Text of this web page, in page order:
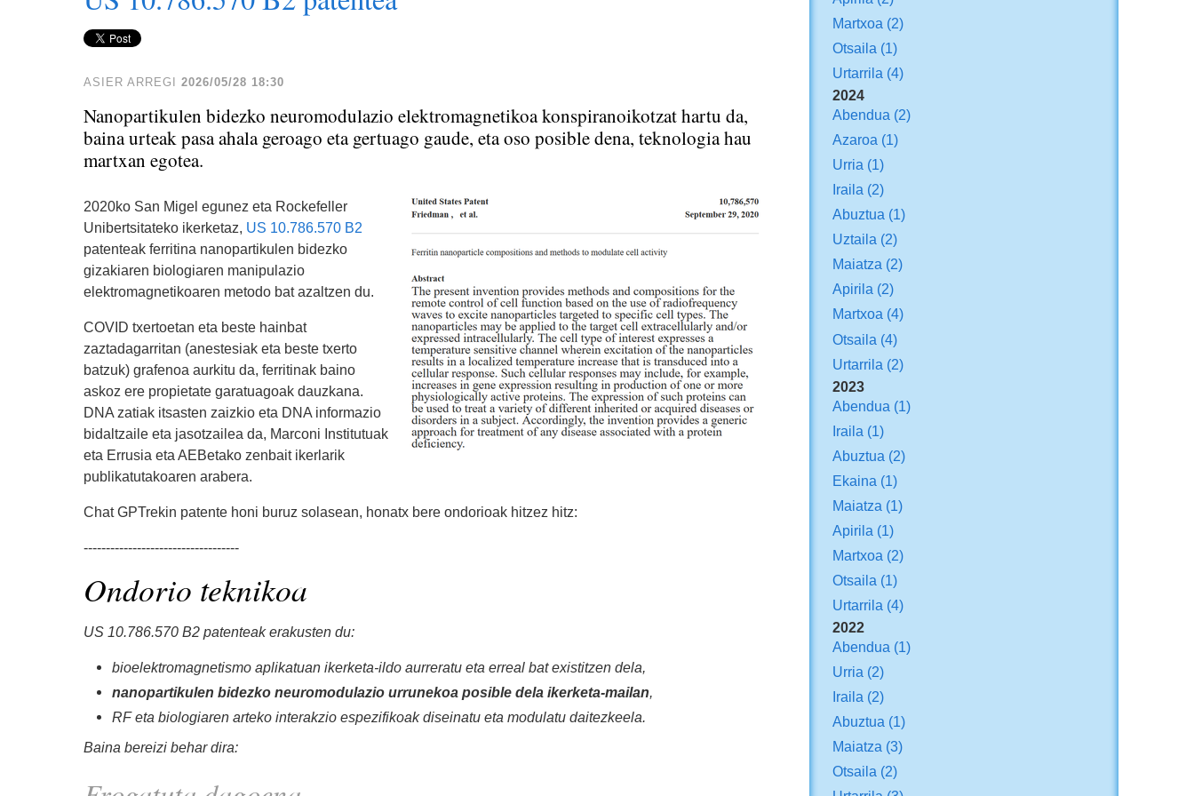
ASIER ARREGI 2026/05/28 18:30
Nanopartikulen bidezko neuromodulazio elektromagnetikoa konspiranoikotzat hartu da,
baina urteak pasa ahala geroago eta gertuago gaude, eta oso posible dena, teknologia hau
martxan egotea.
2020ko San Migel egunez eta Rockefeller
Unibertsitateko ikerketaz, US 10.786.570 B2
patenteak ferritina nanopartikulen bidezko
gizakiaren biologiaren manipulazio
elektromagnetikoaren metodo bat azaltzen du.
COVID txertoetan eta beste hainbat
zaztadagarritan (anestesiak eta beste txerto
batzuk) grafenoa aurkitu da, ferritinak baino
askoz ere propietate garatuagoak dauzkana.
DNA zatiak itsasten zaizkio eta DNA informazio
bidaltzaile eta jasotzailea da, Marconi Institutuak
eta Errusia eta AEBetako zenbait ikerlarik
publikatutakoaren arabera.
Chat GPTrekin patente honi buruz solasean, honatx bere ondorioak hitzez hitz:
-----------------------------------
Ondorio teknikoa
US 10.786.570 B2 patenteak erakusten du:
bioelektromagnetismo aplikatuan ikerketa-ildo aurreratu eta erreal bat existitzen dela,
nanopartikulen bidezko neuromodulazio urrunekoa posible dela ikerketa-mailan,
RF eta biologiaren arteko interakzio espezifikoak diseinatu eta modulatu daitezkeela.
Baina bereizi behar dira:
Martxoa (2)
Otsaila (1)
Urtarrila (4)
2024
Abendua (2)
Azaroa (1)
Urria (1)
Iraila (2)
Abuztua (1)
Uztaila (2)
Maiatza (2)
Apirila (2)
Martxoa (4)
Otsaila (4)
Urtarrila (2)
2023
Abendua (1)
Iraila (1)
Abuztua (2)
Ekaina (1)
Maiatza (1)
Apirila (1)
Martxoa (2)
Otsaila (1)
Urtarrila (4)
2022
Abendua (1)
Urria (2)
Iraila (2)
Abuztua (1)
Maiatza (3)
Otsaila (2)